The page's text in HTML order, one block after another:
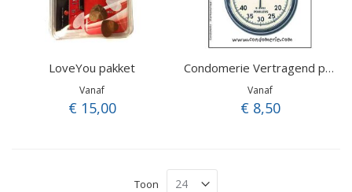
LoveYou pakket
Vanaf
€ 15,00
Condomerie Vertragend proefpakket
Vanaf
€ 8,50
Toon